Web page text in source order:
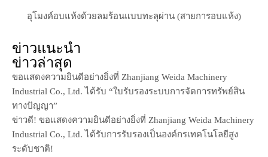
อุโมงค์อบแห้งด้วยลมร้อนแบบทะลุผ่าน (สายการอบแห้ง)
ข่าวแนะนำ
ข่าวล่าสุด
ขอแสดงความยินดีอย่างยิ่งที่ Zhanjiang Weida Machinery
Industrial Co., Ltd. ได้รับ “ใบรับรองระบบการจัดการทรัพย์สิน
ทางปัญญา”
ข่าวดี! ขอแสดงความยินดีอย่างยิ่งที่ Zhanjiang Weida Machinery
Industrial Co., Ltd. ได้รับการรับรองเป็นองค์กรเทคโนโลยีสูง
ระดับชาติ!